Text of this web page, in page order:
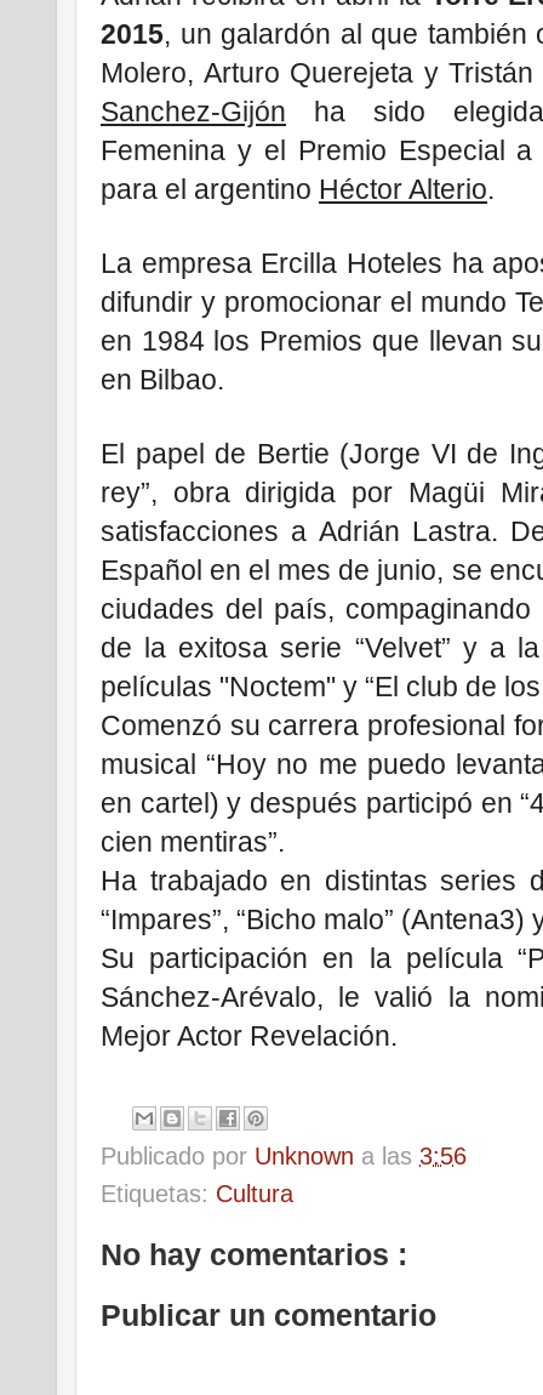
2015, un galardón al que también
Molero, Arturo Querejeta y
Sanchez-Gijón ha sido
Femenina y el Premio Especial
para el argentino Héctor Alterio.
La empresa Ercilla Hoteles ha
difundir y promocionar el mundo
en 1984 los Premios que llevan
en Bilbao.
El papel de Bertie (Jorge VI de
rey”, obra dirigida por Magüi
satisfacciones a Adrián Lastra.
Español en el mes de junio, se
ciudades del país,
de la exitosa serie “Velvet” y a
películas "Noctem" y “El club de
Comenzó su carrera profesional
musical “Hoy no me puedo
en cartel) y después participó en
cien mentiras”.
Ha trabajado en distintas series
“Impares”, “Bicho malo” (Antena3)
Su participación en la película
Sánchez-Arévalo, le valió la
Mejor Actor Revelación.
Publicado por Unknown a las 3:56
Etiquetas: Cultura
No hay comentarios :
Publicar un comentario